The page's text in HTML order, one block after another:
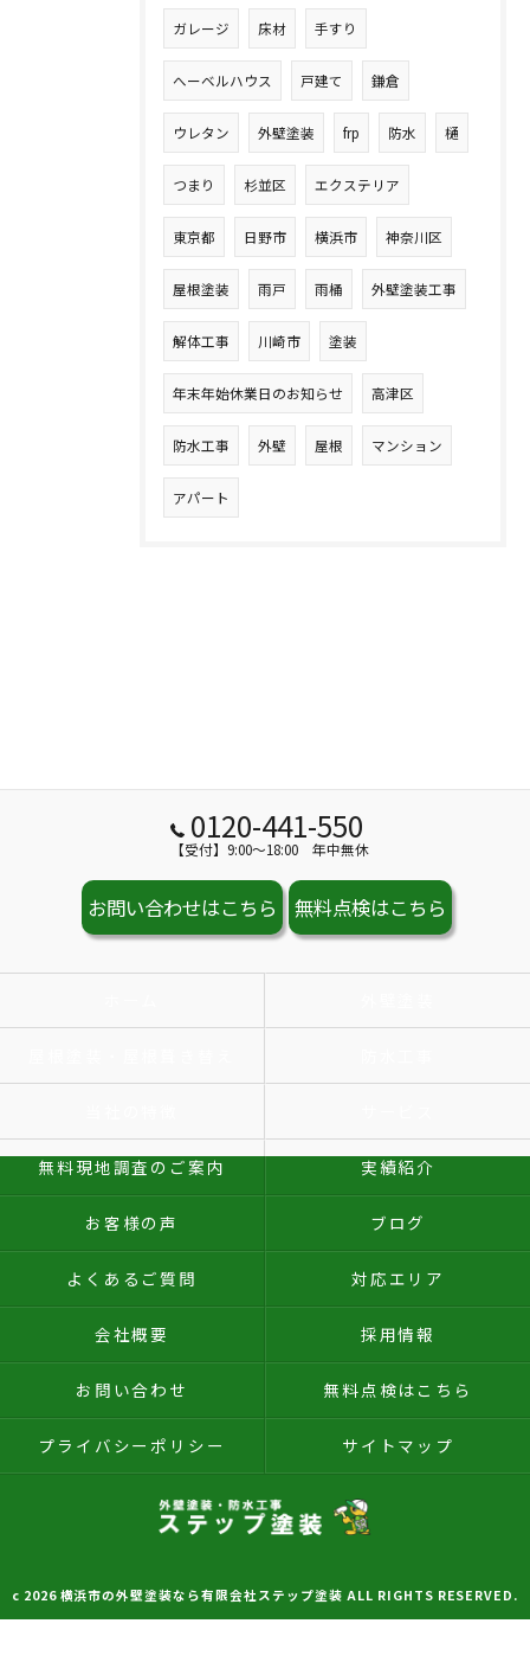
ガレージ 床材 手すり
へーベルハウス 戸建て 鎌倉
ウレタン 外壁塗装 frp 防水 樋
つまり 杉並区 エクステリア
東京都 日野市 横浜市 神奈川区
屋根塗装 雨戸 雨桶 外壁塗装工事
解体工事 川崎市 塗装
年末年始休業日のお知らせ 高津区
防水工事 外壁 屋根 マンション
アパート
0120-441-550
【受付】9:00～18:00 年中無休
お問い合わせはこちら 無料点検はこちら
無料現地調査のご案内 実績紹介
お客様の声 ブログ
よくあるご質問 対応エリア
会社概要 採用情報
お問い合わせ 無料点検はこちら
プライバシーポリシー サイトマップ
c 2026 横浜市の外壁塗装なら有限会社ステップ塗装 ALL RIGHTS RESERVED.